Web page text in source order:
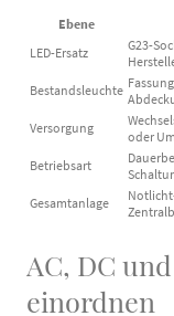
Ebene
LED-Ersatz
G23-
Bestandsleuchte
Versorgung
oder
Betriebsart
Gesamtanlage
AC, DC
einordnen